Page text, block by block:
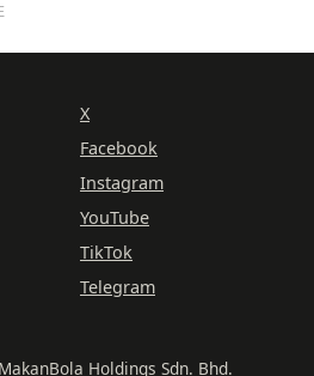
X
Facebook
Instagram
YouTube
TikTok
Telegram
Holdings Sdn. Bhd.